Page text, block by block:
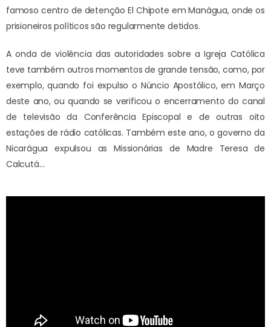
famoso centro de detenção El Chipote em Manágua, onde os
prisioneiros políticos são regularmente detidos.
A onda de violência das autoridades sobre a Igreja Católica
teve também outros momentos de grande tensão, como, por
exemplo, quando foi expulso o Núncio Apostólico, em Março
deste ano, ou quando se verificou o encerramento do canal
de televisão da Conferência Episcopal e de outras oito
estações de rádio católicas. Também este ano, o governo da
Nicarágua expulsou as Missionárias de Madre Teresa de
Calcutá…